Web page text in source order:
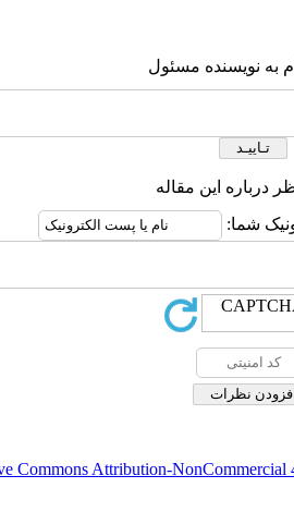
به نویسنده مسئول
درباره این مقاله
شما:
Commons Attribution-NonCommercial